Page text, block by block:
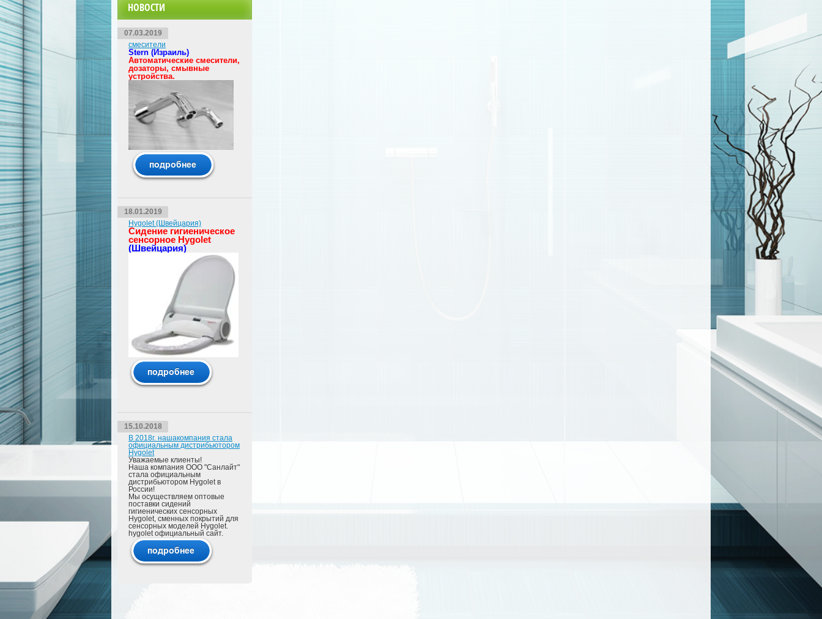
НОВОСТИ
07.03.2019
смесители
Stern (Израиль)
Автоматические смесители,
дозаторы, смывные
устройства.
18.01.2019
Hygolet (Швейцария)
Сидение гигиеническое
сенсорное Hygolet
(Швейцария)
15.10.2018
В 2018г. нашакомпания стала
официальным дистрибьютором
Hygolet
Уважаемые клиенты!
Наша компания ООО "Санлайт"
стала официальным
дистрибьютором Hygolet в
России!
Мы осуществляем оптовые
поставки сидений
гигиенических сенсорных
Hygolet, сменных покрытий для
сенсорных моделей Hygolet.
hygolet официальный сайт.